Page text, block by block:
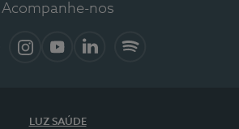
Acompanhe-nos
LUZ SAÚDE